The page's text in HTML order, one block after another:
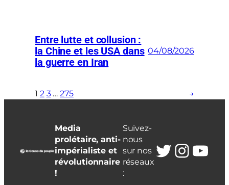
Entre lutte et collusion :
la Chine et les USA dans
la guerre en Iran
04/08/2026
1 2 3 … 275 →
Media
prolétaire, anti-
impérialiste et
révolutionnaire
!
Suivez-
nous
sur nos
réseaux
:
Twitter